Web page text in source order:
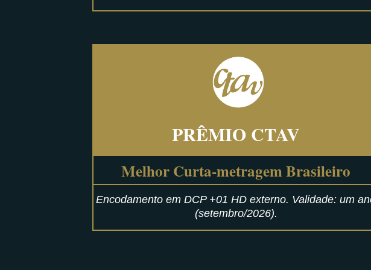
PRÊMIO CTAV
Melhor Curta-metragem Brasileiro
Encodamento em DCP +01 HD externo. Validade: um
(setembro/2026).